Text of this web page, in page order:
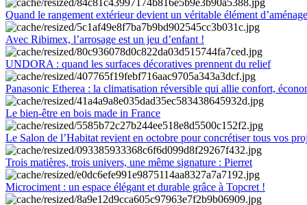
Quand le rangement extérieur devient un véritable élément
Avec Ribimex, l’arrosage est un jeu d’enfant !
UNDORA : quand les surfaces décoratives prennent du relief
Panasonic Etherea : la climatisation réversible qui allie confort,
Le bien-être en bois made in France
Le Salon de l’Habitat revient en octobre pour concrétiser tous vos
Trois matières, trois univers, une même signature : Pierret
Microciment : un espace élégant et durable grâce à Topcret !